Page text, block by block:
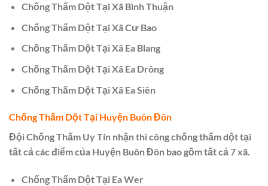
Chống Thấm Dột Tại Xã Bình Thuận
Chống Thấm Dột Tại Xã Cư Bao
Chống Thấm Dột Tại Xã Ea Blang
Chống Thấm Dột Tại Xã Ea Drông
Chống Thấm Dột Tại Xã Ea Siên
Chống Thấm Dột Tại Huyện Buôn Đôn
Đội Chống Thấm Uy Tín nhận thi công chống thấm dột tại
tất cả các điểm của Huyện Buôn Đôn bao gồm tất cả 7 xã.
Chống Thấm Dột Tại Ea Wer